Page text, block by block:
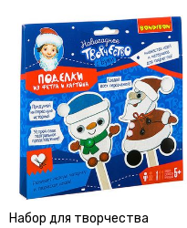
Набор для творчества